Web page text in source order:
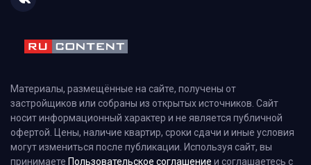
Материалы, размещённые на сайте, получены от
застройщиков или собраны из открытых источников. Сайт
носит информационный характер и не является публичной
офертой. Цены, наличие квартир, сроки сдачи и иные условия
могут измениться после публикации. Используя сайт, вы
принимаете Пользовательское соглашение и соглашаетесь с